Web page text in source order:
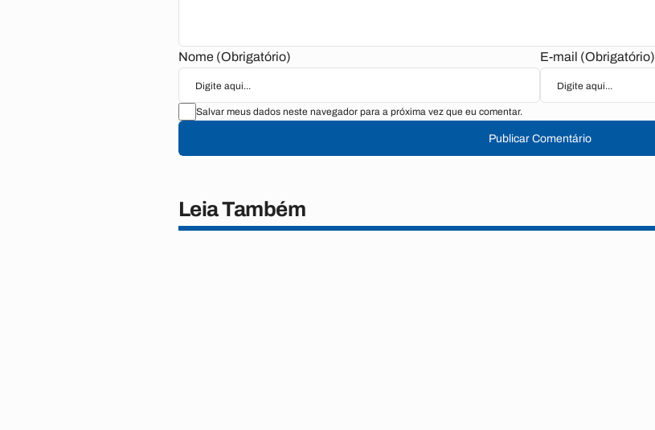
Nome (Obrigatório) E-mail (Obrigatório)
Salvar meus dados neste navegador para a próxima vez que eu comentar.
Publicar Comentário
Leia Também